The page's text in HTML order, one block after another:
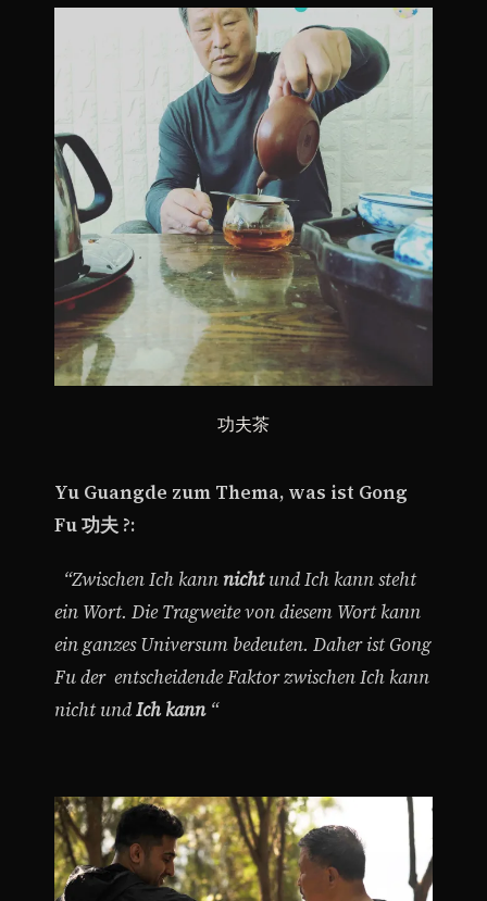
功夫茶
Yu Guangde zum Thema, was ist Gong
Fu 功夫 ?:
“Zwischen Ich kann nichtund Ich kann steht
ein Wort. Die Tragweite von diesem Wort kann
ein ganzes Universum bedeuten. Daher ist Gong
Fu der entscheidende Faktor zwischen Ich kann
nicht undIch kann“